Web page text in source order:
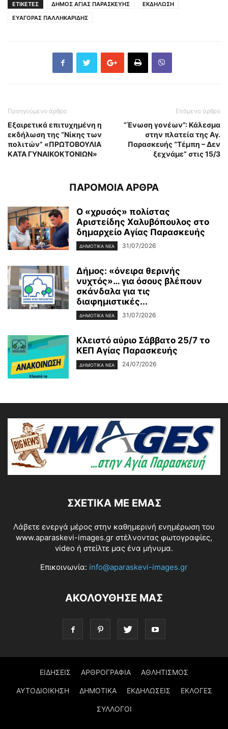
ΕΤΙΚΕΤΕΣ ΔΗΜΟΣ ΑΓΙΑΣ ΠΑΡΑΣΚΕΥΗΣ
ΕΚΔΗΛΩΣΗ
ΕΥΑΓΟΡΑΣ ΠΑΛΛΗΚΑΡΙΔΗΣ
Προηγούμενο άρθρο
Εξαιρετικά επιτυχημένη η
εκδήλωση της “Νίκης των
πολιτών” «ΠΡΩΤΟΒΟΥΛΙΑ
ΚΑΤΑ ΓΥΝΑΙΚΟΚΤΟΝΙΩΝ»
Επόμενο άρθρο
“Ένωση γονέων”: Κάλεσμα
στην πλατεία της Αγ.
Παρασκευής “Τέμπη – Δεν
ξεχνάμε” στις 15/3
ΠΑΡΟΜΟΙΑ ΑΡΘΡΑ
Ο «χρυσός» πολίστας
Αριστείδης Χαλυβόπουλος στο
δημαρχείο Αγίας Παρασκευής
ΔΗΜΟΤΙΚΑ ΝΕΑ 31/07/2026
Δήμος: «όνειρα θερινής
νυχτός»… για όσους βλέπουν
σκάνδαλα για τις
διαφημιστικές...
ΔΗΜΟΤΙΚΑ ΝΕΑ 31/07/2026
Κλειστό αύριο Σάββατο 25/7 το
ΚΕΠ Αγίας Παρασκευής
ΔΗΜΟΤΙΚΑ ΝΕΑ 24/07/2026
ΣΧΕΤΙΚΆ ΜΕ ΕΜΆΣ
Λάβετε ενεργά μέρος στην καθημερινή ενημέρωση του
www.aparaskevi-images.gr στέλνοντας φωτογραφίες,
video ή στείλτε μας ένα μήνυμα.
Επικοινωνία: info@aparaskevi-images.gr
ΑΚΟΛΟΥΘΗΣΕ ΜΑΣ
ΕΙΔΗΣΕΙΣ ΑΡΘΡΟΓΡΑΦΙΑ ΑΘΛΗΤΙΣΜΟΣ
ΑΥΤΟΔΙΟΙΚΗΣΗ ΔΗΜΟΤΙΚΑ ΕΚΔΗΛΩΣΕΙΣ ΕΚΛΟΓΕΣ
ΣΥΛΛΟΓΟΙ